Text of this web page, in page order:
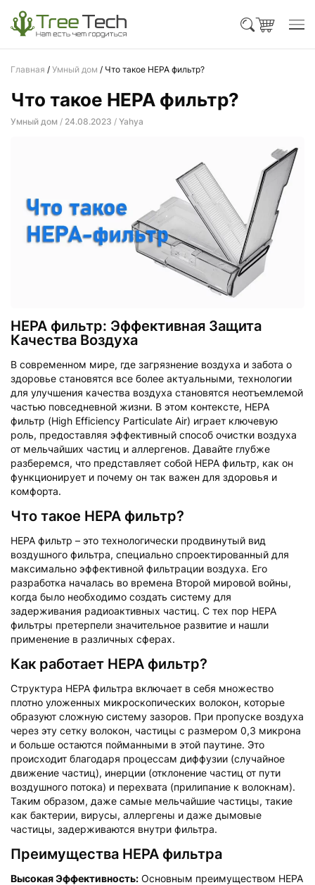
Главная / Умный дом / Что такое HEPA фильтр?
Что такое HEPA фильтр?
Умный дом / 24.08.2023 / Yahya
HEPA фильтр: Эффективная Защита
Качества Воздуха
В современном мире, где загрязнение воздуха и забота о
здоровье становятся все более актуальными, технологии
для улучшения качества воздуха становятся неотъемлемой
частью повседневной жизни. В этом контексте, HEPA
фильтр (High Efficiency Particulate Air) играет ключевую
роль, предоставляя эффективный способ очистки воздуха
от мельчайших частиц и аллергенов. Давайте глубже
разберемся, что представляет собой HEPA фильтр, как он
функционирует и почему он так важен для здоровья и
комфорта.
Что такое HEPA фильтр?
HEPA фильтр – это технологически продвинутый вид
воздушного фильтра, специально спроектированный для
максимально эффективной фильтрации воздуха. Его
разработка началась во времена Второй мировой войны,
когда было необходимо создать систему для
задерживания радиоактивных частиц. С тех пор HEPA
фильтры претерпели значительное развитие и нашли
применение в различных сферах.
Как работает HEPA фильтр?
Структура HEPA фильтра включает в себя множество
плотно уложенных микроскопических волокон, которые
образуют сложную систему зазоров. При пропуске воздуха
через эту сетку волокон, частицы с размером 0,3 микрона
и больше остаются пойманными в этой паутине. Это
происходит благодаря процессам диффузии (случайное
движение частиц), инерции (отклонение частиц от пути
воздушного потока) и перехвата (прилипание к волокнам).
Таким образом, даже самые мельчайшие частицы, такие
как бактерии, вирусы, аллергены и даже дымовые
частицы, задерживаются внутри фильтра.
Преимущества HEPA фильтра
Высокая Эффективность: Основным преимуществом HEPA